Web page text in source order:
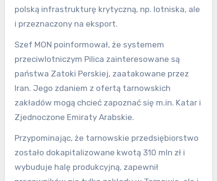
polską infrastrukturę krytyczną, np. lotniska, ale
i przeznaczony na eksport.
Szef MON poinformował, że systemem
przeciwlotniczym Pilica zainteresowane są
państwa Zatoki Perskiej, zaatakowane przez
Iran. Jego zdaniem z ofertą tarnowskich
zakładów mogą chcieć zapoznać się m.in. Katar i
Zjednoczone Emiraty Arabskie.
Przypominając, że tarnowskie przedsiębiorstwo
zostało dokapitalizowane kwotą 310 mln zł i
wybuduje halę produkcyjną, zapewnił